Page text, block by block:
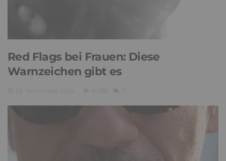
Red Flags bei Frauen: Diese
Warnzeichen gibt es